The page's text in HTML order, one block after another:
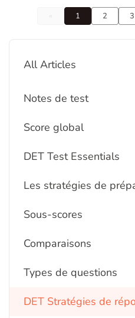
All Articles
Notes de test
Score global
DET Test Essentials
Les stratégies de
Sous-scores
Comparaisons
Types de questions
DET Stratégies de
« 1 2 3